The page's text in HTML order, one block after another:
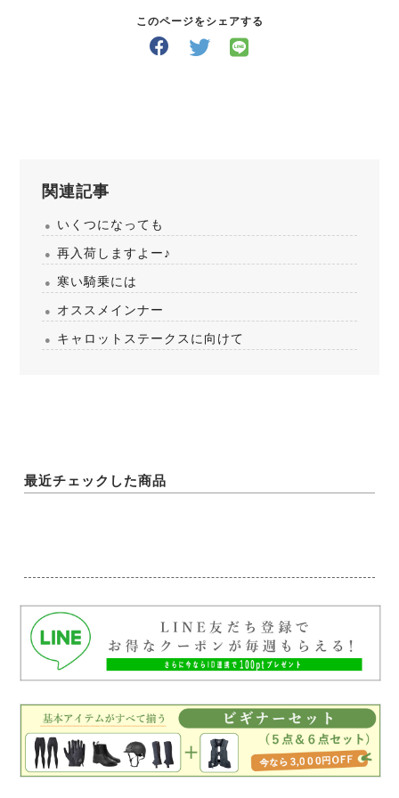
このページをシェアする
関連記事
いくつになっても
再入荷しますよー♪
寒い騎乗には
オススメインナー
キャロットステークスに向けて
最近チェックした商品